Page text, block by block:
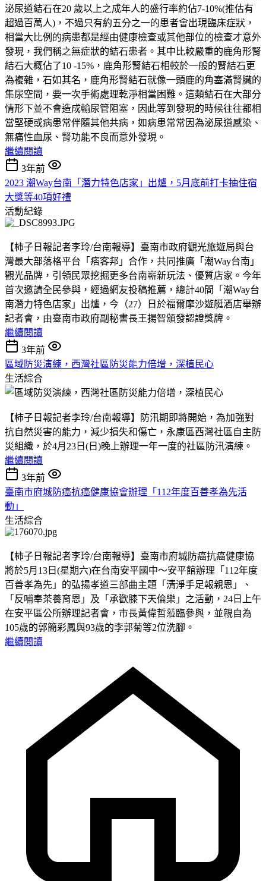
泌尿道結石在20 歲以上之成年人的盛行率約佔7-10%(推估有
超過百萬人)，不過只有約五分之一的患者會出現臨床症狀，
相當大比例的病患都是經由健康檢查或其他部位的檢查才意外
發現，我們稱之無症狀的結石患者。其中比較嚴重的鹿角形腎
結石大概佔了10 -15%，鹿角形腎結石相較於一般的腎結石更
為複雜，石如其名，鹿角形腎結石就像一頭鹿的角塞滿腎臟的
集尿空間，要一次手術處理乾淨相當困難。這類結石在大部分
情形下並不會造成輸尿管阻塞，因此等到發現的時候往往都相
當堅硬或病患常伴隨其他共病，如病患常常因為泌尿道感染、
無痛性血尿、腎功能不良而意外發現。
繼續閱讀
3年前
2023 潮Way台南「潛力特色店家」出爐，5月底前打卡抽住宿
大獎等40項好禮
活動紀錄
【柿子日報記者李玲/台南報導】臺南市政府觀光旅遊局與台
灣最大部落格平台「痞客邦」合作，共同推廣「潮Way台南」
觀光品牌，引領民眾挖掘更多台南嶄新玩法、優質店家。今年
首次邀請全民參與，經過網友投稿推薦，總計40間「潮Way台
南潛力特色店家」出爐，今（27）日於福爾摩沙遊艇酒店舉辦
記者會，由臺南市政府副秘書長王揚智頒發認證獎牌。
繼續閱讀
3年前
區域防災演練，西灣社區防災能力倍增，深植民心
生活綜合
【柿子日報記者李玲/台南報導】防汛期即將開始，為加強對
抗自然災害的能力，減少損失和傷亡，永康區西灣社區自主防
災組織，於4月23日(日)晚上辦理一年一度的社區防汛演練。
繼續閱讀
3年前
臺南市府城防癌抗癌健康協會辦理「112年度百善孝為先活
動」
生活綜合
【柿子日報記者李玲/台南報導】臺南市府城防癌抗癌健康協
將於5月13日(星期六)在台南安平國中〜安平館辦理「112年度
百善孝為先」的弘揚孝道三部曲主題「清淨手足報親恩」、
「反哺奉茶養育恩」及「承歡膝下天倫樂」之活動，24日上午
在安平區公所辦理記者會，市長黃偉哲蒞臨參與，並親自為
105歲的郭簡彩鳳與93歲的李郭菊等2位洗腳。
繼續閱讀